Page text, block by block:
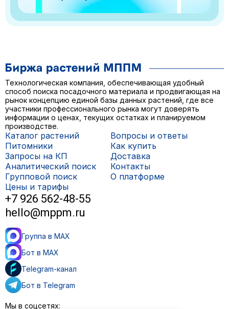
Технологическая компания, обеспечивающая удобный
способ поиска посадочного материала и продвигающая на
рынок концепцию единой базы данных растений, где все
участники профессионального рынка могут доверять
информации о ценах, текущих остатках и планируемом
производстве.
Каталог растений
Питомники
Запросы на КП
Аналитический поиск
Групповой поиск
Цены и тарифы
Вопросы и ответы
Как купить
Доставка
Контакты
О платформе
+7 926 562-48-55
hello@mppm.ru
Группа в MAX
Бот в MAX
Telegram-канал
Бот в Telegram
Мы в соцсетях: